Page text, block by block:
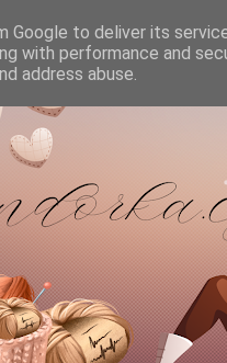
Google to deliver its
with performance and
address abuse.